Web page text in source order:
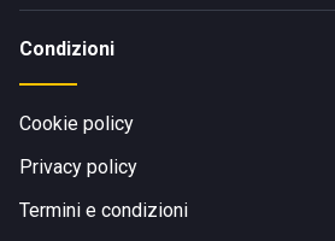
Condizioni
Cookie policy
Privacy policy
Termini e condizioni